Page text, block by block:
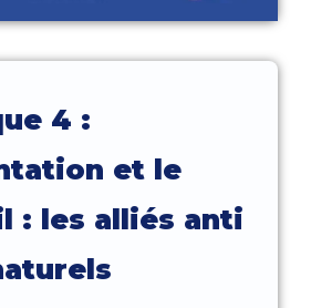
4 :
et le
: les alliés anti